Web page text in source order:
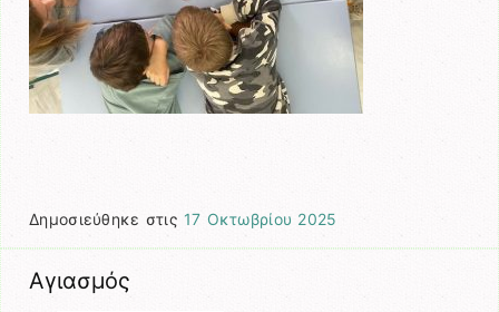
Δημοσιεύθηκε στις 17 Οκτωβρίου 2025
Αγιασμός